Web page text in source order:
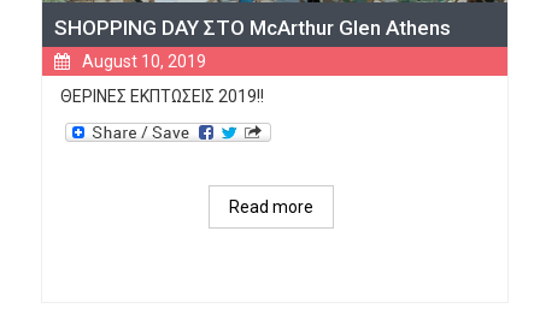
SHOPPING DAY ΣΤO McArthur Glen Athens
August 10, 2019
ΘΕΡΙΝΕΣ ΕΚΠΤΩΣΕΙΣ 2019!!
Read more
about